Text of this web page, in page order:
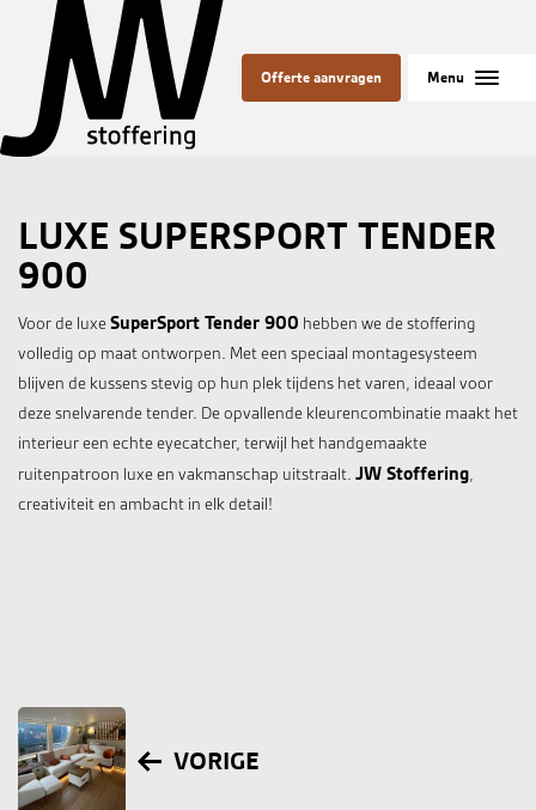
Offerte aanvragen
LUXE SUPERSPORT TENDER
900
Voor de luxeSuperSport Tender 900 hebben we de stoffering
volledig op maat ontworpen. Met een speciaal montagesysteem
blijven de kussens stevig op hun plek tijdens het varen, ideaal voor
deze snelvarende tender. De opvallende kleurencombinatie maakt het
interieur een echte eyecatcher, terwijl het handgemaakte
ruitenpatroon luxe en vakmanschap uitstraalt. JW Stoffering,
creativiteit en ambacht in elk detail!
VORIGE